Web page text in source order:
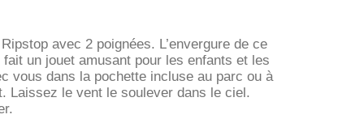
avec 2 poignées. L’envergure de ce
un jouet amusant pour les enfants et les
vous dans la pochette incluse au parc ou à
Laissez le vent le soulever dans le ciel.